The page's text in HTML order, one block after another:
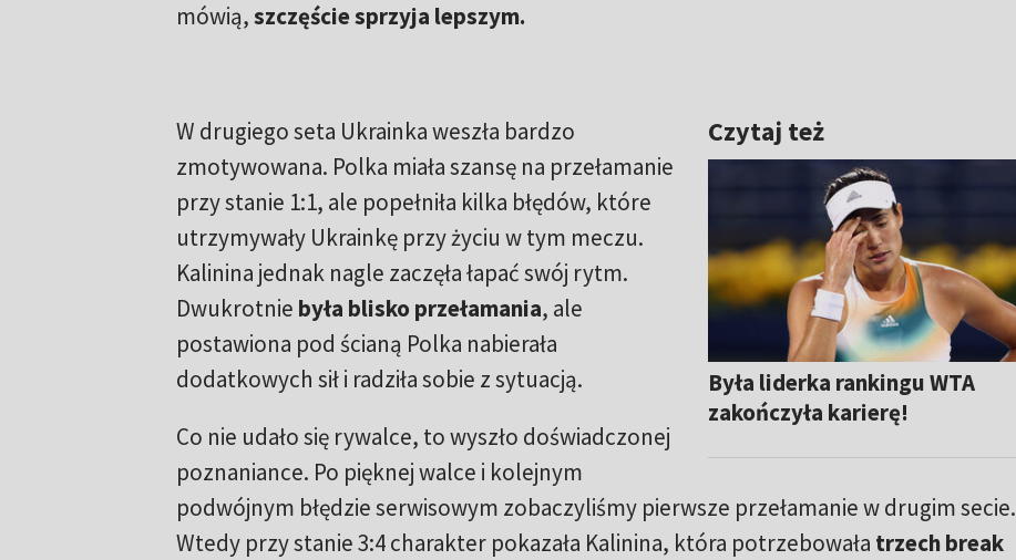
mówią,szczęście sprzyja lepszym.
Czytaj też
Była liderka rankingu WTA
zakończyła karierę!
W drugiego seta Ukrainka weszła bardzo
zmotywowana. Polka miała szansę na przełamanie
przy stanie 1:1, ale popełniła kilka błędów, które
utrzymywały Ukrainkę przy życiu w tym meczu.
Kalinina jednak nagle zaczęła łapać swój rytm.
Dwukrotnie była blisko przełamania, ale
postawiona pod ścianą Polka nabierała
dodatkowych sił i radziła sobie z sytuacją.
Co nie udało się rywalce, to wyszło doświadczonej
poznaniance. Po pięknej walce i kolejnym
podwójnym błędzie serwisowym zobaczyliśmy pierwsze przełamanie w drugim secie.
Wtedy przy stanie 3:4 charakter pokazała Kalinina, która potrzebowała trzech break